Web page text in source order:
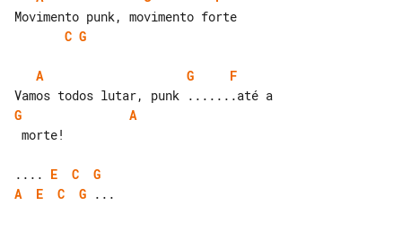
C G
A G
F
G
A
.... E C
G
A
E C G ...